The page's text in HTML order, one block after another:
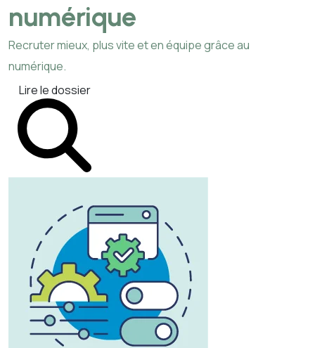
numérique
Recruter mieux, plus vite et en équipe grâce au
numérique.
Lire le dossier